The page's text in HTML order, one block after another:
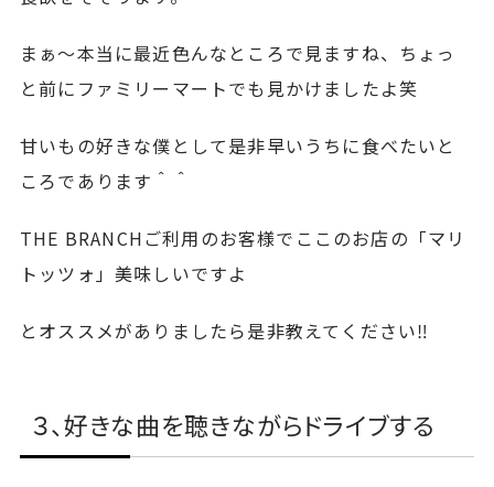
まぁ〜本当に最近色んなところで見ますね、ちょっ
と前にファミリーマートでも見かけましたよ笑
甘いもの好きな僕として是非早いうちに食べたいと
ころであります＾＾
THE BRANCHご利用のお客様でここのお店の「マリ
トッツォ」美味しいですよ
とオススメがありましたら是非教えてください‼︎
３、好きな曲を聴きながらドライブする